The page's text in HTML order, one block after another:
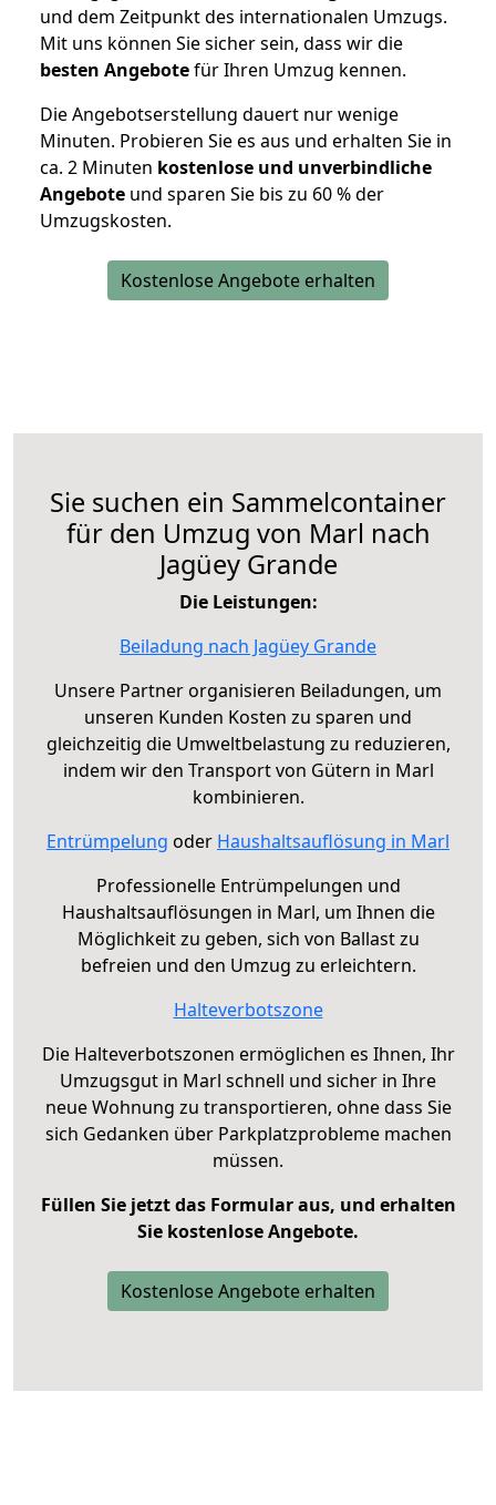
und dem Zeitpunkt des internationalen Umzugs.
Mit uns können Sie sicher sein, dass wir die
besten Angebotefür Ihren Umzug kennen.
Die Angebotserstellung dauert nur wenige
Minuten. Probieren Sie es aus und erhalten Sie in
ca. 2 Minuten kostenlose und unverbindliche
Angebote und sparen Sie bis zu 60 % der
Umzugskosten.
Kostenlose Angebote erhalten
Sie suchen ein Sammelcontainer
für den Umzug von Marl nach
Jagüey Grande
Die Leistungen:
Beiladung nach Jagüey Grande
Unsere Partner organisieren Beiladungen, um
unseren Kunden Kosten zu sparen und
gleichzeitig die Umweltbelastung zu reduzieren,
indem wir den Transport von Gütern in Marl
kombinieren.
Entrümpelung oder Haushaltsauflösung in Marl
Professionelle Entrümpelungen und
Haushaltsauflösungen in Marl, um Ihnen die
Möglichkeit zu geben, sich von Ballast zu
befreien und den Umzug zu erleichtern.
Halteverbotszone
Die Halteverbotszonen ermöglichen es Ihnen, Ihr
Umzugsgut in Marl schnell und sicher in Ihre
neue Wohnung zu transportieren, ohne dass Sie
sich Gedanken über Parkplatzprobleme machen
müssen.
Füllen Sie jetzt das Formular aus, und erhalten
Sie kostenlose Angebote.
Kostenlose Angebote erhalten